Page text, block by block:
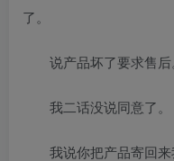
了。
说产品坏了要求售后
我二话没说同意了。
我说你把产品寄回